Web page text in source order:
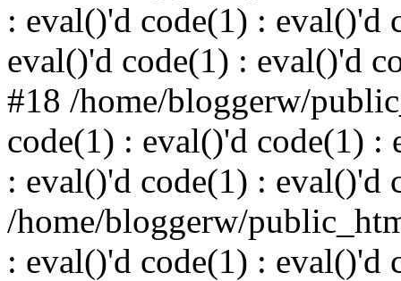
: eval()'d code(1) : eval()'d
eval()'d code(1) : eval()'d
#18 /home/bloggerw/
code(1) : eval()'d code(1) :
: eval()'d code(1) : eval()'d
/home/bloggerw/
: eval()'d code(1) : eval()'d